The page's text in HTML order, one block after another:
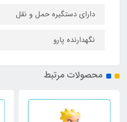
دارای دستگیره حمل و نقل
نگهدارنده پارو
محصولات مرتبط